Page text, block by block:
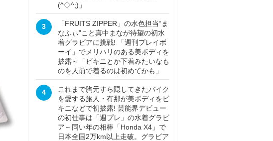
(^◇^;)」
3
「FRUITS ZIPPER」の水色担当“ま
なふぃ”こと真中まなが待望の初水
着グラビアに挑戦! 「週刊プレイボ
ーイ」でメリハリのある美ボディを
披露～「ビキニとか下着みたいなも
のを人前で着るのは初めてかも」
4
これまで胸元すら隠してきたバイク
を愛する旅人・有那が美ボディをビ
キニなどで初披露! 芸能界デビュー
の初仕事は「週プレ」の水着グラビ
ア～同い年の相棒「Honda X4」で
日本全国2万km以上走破。グラビア